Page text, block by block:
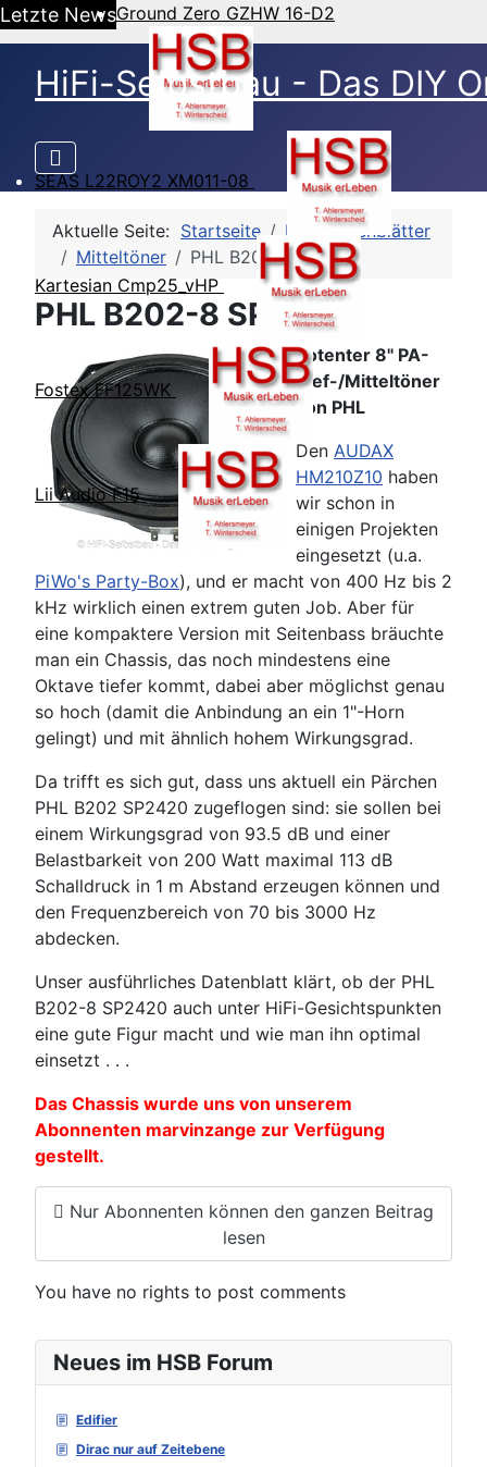
Letzte NewsGround Zero GZHW 16-D2
SEAS L22ROY2 XM011-08
Kartesian Cmp25_vHP
Fostex FF125WK
Lii Audio F15
HiFi-Selbstbau - Das DIY
Neues im HSB Forum
Edifier
Dirac nur auf Zeitebene
Aktuelle Seite: Startseite
HSB-Datenblätter
Mitteltöner
PHL B202-8 SP2420
PHL B202-8 SP2420
Potenter 8" PA-
Tief-/Mitteltöner
von PHL
Den AUDAX
HM210Z10 haben
wir schon in
einigen Projekten
eingesetzt (u.a.
PiWo's Party-Box), und er macht von 400 Hz bis 2
kHz wirklich einen extrem guten Job. Aber für
eine kompaktere Version mit Seitenbass bräuchte
man ein Chassis, das noch mindestens eine
Oktave tiefer kommt, dabei aber möglichst genau
so hoch (damit die Anbindung an ein 1"-Horn
gelingt) und mit ähnlich hohem Wirkungsgrad.
Da trifft es sich gut, dass uns aktuell ein Pärchen
PHL B202 SP2420 zugeflogen sind: sie sollen bei
einem Wirkungsgrad von 93.5 dB und einer
Belastbarkeit von 200 Watt maximal 113 dB
Schalldruck in 1 m Abstand erzeugen können und
den Frequenzbereich von 70 bis 3000 Hz
abdecken.
Unser ausführliches Datenblatt klärt, ob der PHL
B202-8 SP2420 auch unter HiFi-Gesichtspunkten
eine gute Figur macht und wie man ihn optimal
einsetzt . . .
Das Chassis wurde uns von unserem
Abonnenten marvinzange zur Verfügung
gestellt.
Nur Abonnenten können den ganzen Beitrag
lesen
You have no rights to post comments